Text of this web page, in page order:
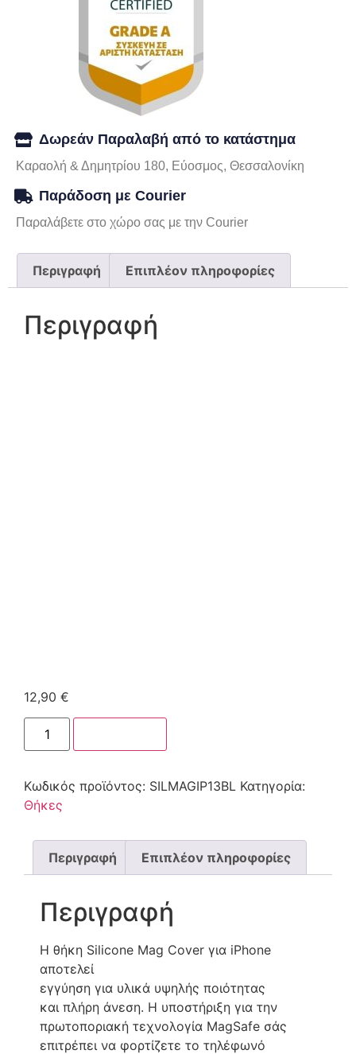
Δωρεάν Παραλαβή από το κατάστημα
Καραολή & Δημητρίου 180, Εύοσμος, Θεσσαλονίκη
Παράδοση με Courier
Παραλάβετε στο χώρο σας με την Courier
Περιγραφή Επιπλέον πληροφορίες
Περιγραφή
12,90 €
Κωδικός προϊόντος: SILMAGIP13BL Κατηγορία:
Θήκες
Περιγραφή Επιπλέον πληροφορίες
Περιγραφή
Η θήκη Silicone Mag Cover για iPhone
αποτελεί
εγγύηση για υλικά υψηλής ποιότητας
και πλήρη άνεση. Η υποστήριξη για την
πρωτοποριακή τεχνολογία MagSafe σάς
επιτρέπει να φορτίζετε το τηλέφωνό